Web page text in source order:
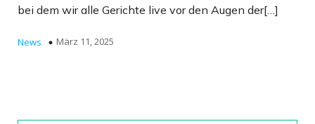
bei dem wir alle Gerichte live vor den Augen der[…]
News März 11, 2025